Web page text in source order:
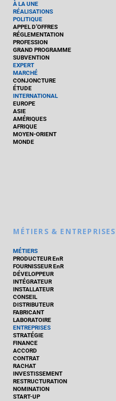
À LA UNE
RÉALISATIONS
POLITIQUE
APPEL D’OFFRES
RÉGLEMENTATION
PROFESSION
GRAND PROGRAMME
SUBVENTION
EXPERT
MARCHÉ
CONJONCTURE
ÉTUDE
INTERNATIONAL
EUROPE
ASIE
AMÉRIQUES
AFRIQUE
MOYEN-ORIENT
MONDE
MÉTIERS & ENTREPRISES
MÉTIERS
PRODUCTEUR EnR
FOURNISSEUR EnR
DÉVELOPPEUR
INTÉGRATEUR
INSTALLATEUR
CONSEIL
DISTRIBUTEUR
FABRICANT
LABORATOIRE
ENTREPRISES
STRATÉGIE
FINANCE
ACCORD
CONTRAT
RACHAT
INVESTISSEMENT
RESTRUCTURATION
NOMINATION
START-UP